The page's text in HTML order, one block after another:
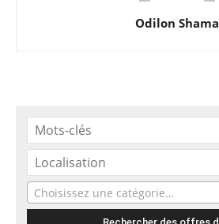
Odilon Shama
Choisissez une catégorie…